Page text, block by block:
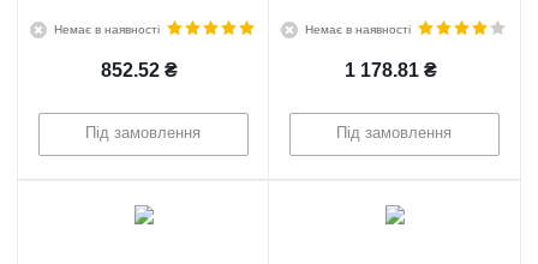
Немає в наявності
852.52 ₴
Під замовлення
Немає в наявності
1 178.81₴
Під замовлення